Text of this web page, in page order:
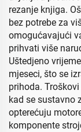
rezanje knjiga.
bez potrebe za
omogućavajući
prihvati više
Uštedjeno
mjeseci, što se
prihoda.
kad se sustavno
opterećuju
komponente